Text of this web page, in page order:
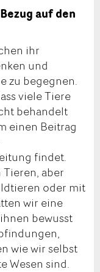
auf den
ihr
und
zu begegnen.
viele Tiere
behandelt
einen Beitrag
findet.
aber
oder mit
wir eine
bewusst
wie wir selbst
Wesen sind.